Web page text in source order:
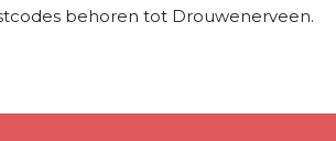
behoren tot Drouwenerveen.